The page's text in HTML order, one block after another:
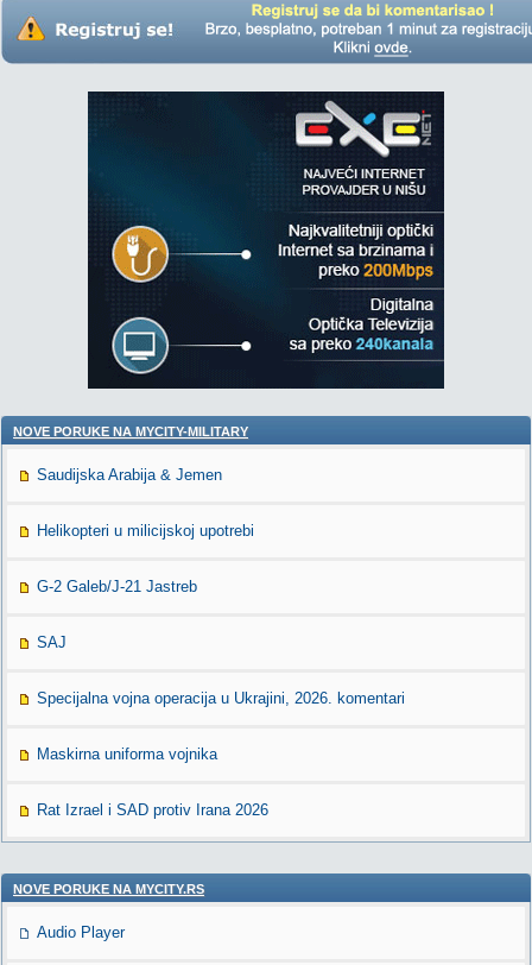
NOVE PORUKE NA MYCITY-MILITARY
Saudijska Arabija & Jemen
Helikopteri u milicijskoj upotrebi
G-2 Galeb/J-21 Jastreb
SAJ
Specijalna vojna operacija u Ukrajini, 2026. komentari
Maskirna uniforma vojnika
Rat Izrael i SAD protiv Irana 2026
NOVE PORUKE NA MYCITY.RS
Audio Player